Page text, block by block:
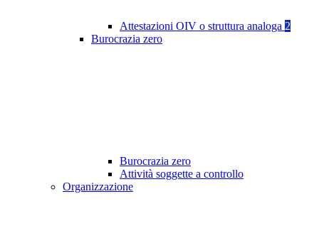
Attestazioni OIV o struttura analoga 2
Burocrazia zero
Burocrazia zero
Attività soggette a controllo
Organizzazione